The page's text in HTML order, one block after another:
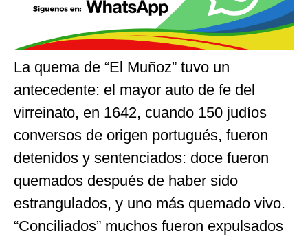
La quema de “El Muñoz” tuvo un
antecedente: el mayor auto de fe del
virreinato, en 1642, cuando 150 judíos
conversos de origen portugués, fueron
detenidos y sentenciados: doce fueron
quemados después de haber sido
estrangulados, y uno más quemado vivo.
“Conciliados” muchos fueron expulsados